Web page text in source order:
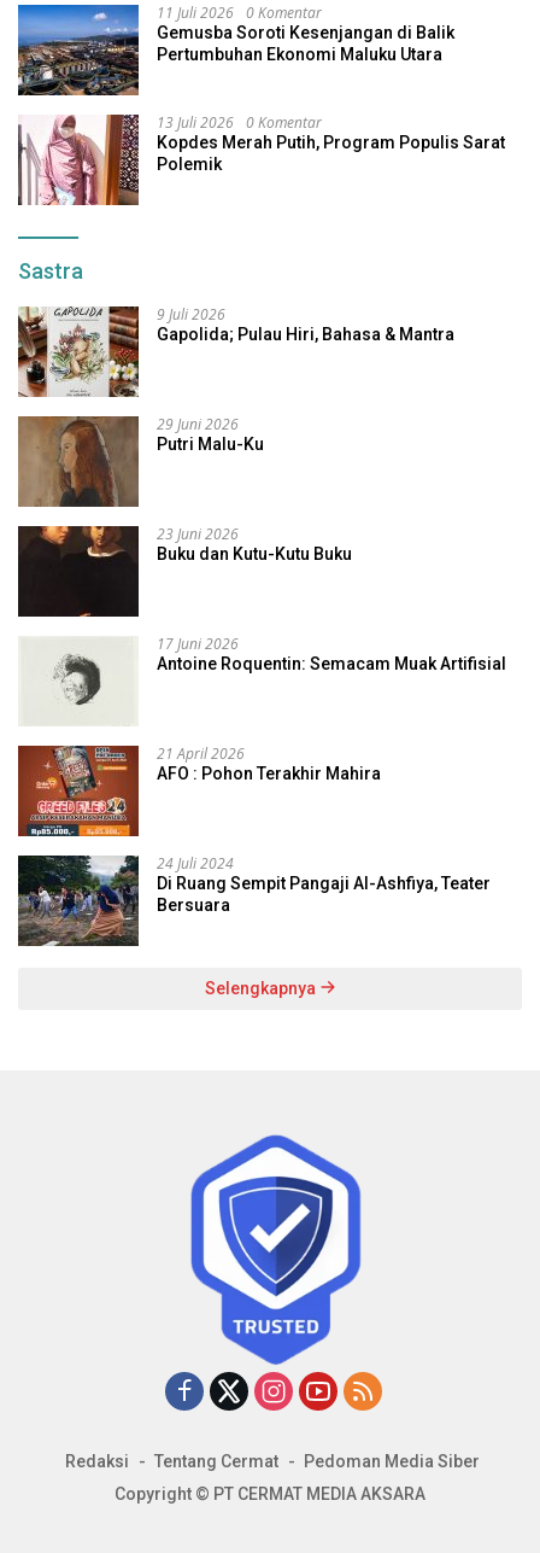
11 Juli 2026 0 Komentar
Gemusba Soroti Kesenjangan di Balik
Pertumbuhan Ekonomi Maluku Utara
13 Juli 2026 0 Komentar
Kopdes Merah Putih, Program Populis Sarat
Polemik
Sastra
9 Juli 2026
Gapolida; Pulau Hiri, Bahasa & Mantra
29 Juni 2026
Putri Malu-Ku
23 Juni 2026
Buku dan Kutu-Kutu Buku
17 Juni 2026
Antoine Roquentin: Semacam Muak Artifisial
21 April 2026
AFO : Pohon Terakhir Mahira
24 Juli 2024
Di Ruang Sempit Pangaji Al-Ashfiya, Teater
Bersuara
Selengkapnya
Redaksi Tentang Cermat
Pedoman Media Siber
Copyright © PT CERMAT MEDIA AKSARA